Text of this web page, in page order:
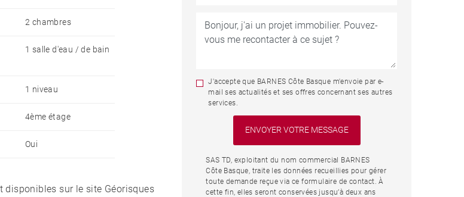
2 chambres
1 salle d'eau / de bain
1 niveau
4ème étage
Oui
disponibles sur le site Géorisques
J'accepte que BARNES Côte Basque m'envoie par e-
mail ses actualités et ses offres concernant ses autres
services.
SAS TD, exploitant du nom commercial BARNES
Côte Basque, traite les données recueillies pour gérer
toute demande reçue via ce formulaire de contact. À
cette fin, elles seront conservées jusqu’à deux ans